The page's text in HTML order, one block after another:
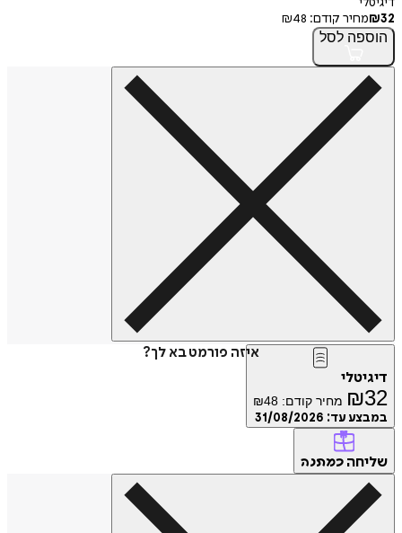
₪32 מחיר קודם: ₪48
הוספה לסל
איזה פורמט בא לך?
דיגיטלי
₪32 מחיר קודם: ₪48
במבצע עד: 31/08/2026
שליחה כמתנה